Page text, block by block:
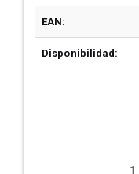
EAN:
Disponibilidad: